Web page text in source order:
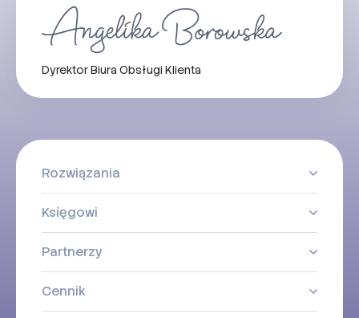
Dyrektor Biura Obsługi Klienta
Rozwiązania
Księgowi
Partnerzy
Cennik